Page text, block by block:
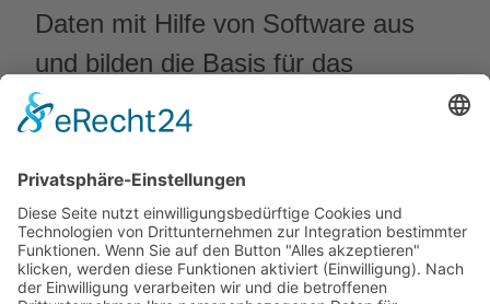
Daten mit Hilfe von Software aus
und bilden die Basis für das
automatisierte Fahren von heute
bzw. das autonome Fahren der
Zukunft.
Das Portfolio umfasst intelligente
Steuergeräte und Sensoren.